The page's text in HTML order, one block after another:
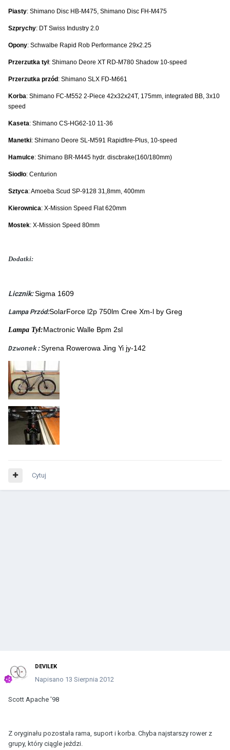
Piasty: Shimano Disc HB-M475, Shimano Disc FH-M475
Szprychy: DT Swiss Industry 2.0
Opony: Schwalbe Rapid Rob Performance 29x2.25
Przerzutka tył: Shimano Deore XT RD-M780 Shadow 10-speed
Przerzutka przód : Shimano SLX FD-M661
Korba: Shimano FC-M552 2-Piece 42x32x24T, 175mm, integrated BB, 3x10
speed
Kaseta: Shimano CS-HG62-10 11-36
Manetki: Shimano Deore SL-M591 Rapidfire-Plus, 10-speed
Hamulce: Shimano BR-M445 hydr. discbrake(160/180mm)
Siodło: Centurion
Sztyca: Amoeba Scud SP-9128 31,8mm, 400mm
Kierownica: X-Mission Speed Flat 620mm
Mostek: X-Mission Speed 80mm
Dodatki:
Licznik:Sigma 1609
Lampa Przód:SolarForce l2p 750lm Cree Xm-l by Greg
Lampa Tył:Mactronic Walle Bpm 2sl
Dzwonek:Syrena Rowerowa Jing Yi jy-142
Cytuj
DEVILEK
Napisano 13 Sierpnia 2012
Scott Apache '98
Z oryginału pozostała rama, suport i korba. Chyba najstarszy rower z
grupy, który ciągle jeździ.